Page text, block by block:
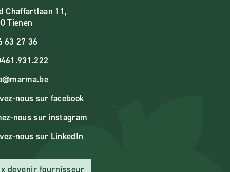
Chaffartlaan 11,
Tienen
63 27 36
nous sur facebook
nous sur instagram
nous sur LinkedIn
devenir fournisseur